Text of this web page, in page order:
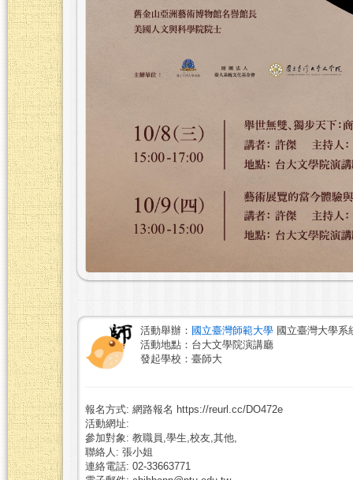
活動舉辦： 國立臺灣師範大學 國立臺灣大學系
活動地點：台大文學院演講廳
發起學校：臺師大
報名方式: 網路報名 https://reurl.cc/DO472e
活動網址:
參加對象: 教職員,學生,校友,其他,
聯絡人: 張小姐
連絡電話: 02-33663771